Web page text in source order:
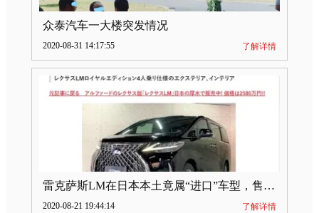
众泰汽车一大楼突发情况
2020-08-31 14:17:55 了解详情
雷克萨斯LM在日本本土竟属“进口”车型，售价2580万日元
2020-08-21 19:44:14 了解详情